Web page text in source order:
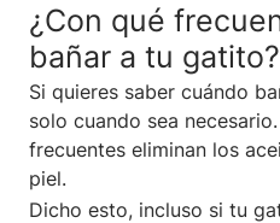
¿Con qué
bañar a tu gatito?
Si quieres saber cuándo
solo cuando sea
frecuentes eliminan los
piel.
Dicho esto, incluso si tu